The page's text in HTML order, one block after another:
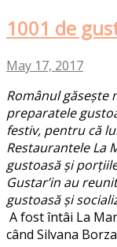
1001 de
May 17, 2017
Românul găsește
preparatele
festiv, pentru că
Restaurantele La
gustoasă și
Gustar’in au
gustoasă și
A fost întâi La
când Silvana